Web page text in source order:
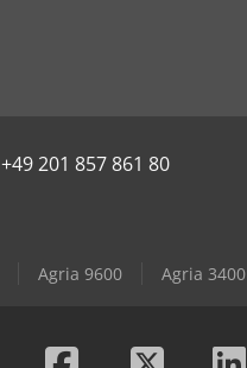
+49 201 857 861 80
Agria 9600 Agria 3400